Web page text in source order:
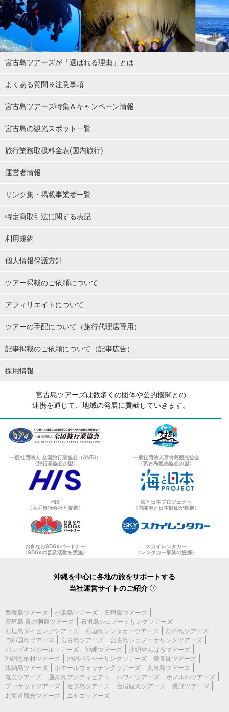
宮古島ツアーズが「選ばれる理由」とは
よくある質問＆注意事項
宮古島ツアーズ特集＆キャンペーン情報
宮古島の観光スポット一覧
旅行業務取扱料金表(国内旅行)
運営者情報
リンク集・掲載事業者一覧
特定商取引法に関する表記
利用規約
個人情報保護方針
ツアー掲載のご依頼について
アフィリエイトについて
ツアーの手配について（旅行代理店専用）
記事掲載のご依頼について（記事広告）
採用情報
宮古島ツアーズは数多くの団体や公的機関との
連携を通じて、地域の発展に貢献していきます。
一般社団法人 全国旅行業協会（ANTA）
〈旅行業協会加盟〉
一般社団法人宮古島観光協会
〈宮古島観光協会加盟〉
HIS
〈大手旅行会社と提携〉
海と日本プロジェクト
〈内閣府と日本財団が推進〉
おきなわSDGsパートナー
〈SDGsの普及活動を実施〉
スカイレンタカー
〈レンタカー事業の提携〉
沖縄を中心に各地の旅をサポートする
当社運営サイトのご紹介
西表島ツアーズ 小浜島ツアーズ
石垣島ツアーズ
石垣島 青の洞窟ツアーズ
石垣島シュノーケリングツアーズ
石垣島ダイビングツアーズ
石垣島レンタカーツアーズ
幻の島ツアーズ
与那国島ツアーズ
宮古島ツアーズ
宮古島シュノーケリングツアーズ
パンプキンホールツアーズ
沖縄ツアーズ
沖縄やんばるツアーズ
沖縄恩納村ツアーズ
沖縄パラセーリングツアーズ
慶良間ツアーズ
水納島ツアーズ
ホエールウォッチングツアーズ
久米島ツアーズ
奄美ツアーズ
屋久島アクティビティ ハワイツアーズ
ホノルルツアーズ
プーケットツアーズ
セブ島ツアーズ 台湾観光ツアーズ
長野ツアーズ
北海道観光ツアーズ
ニセコツアーズ